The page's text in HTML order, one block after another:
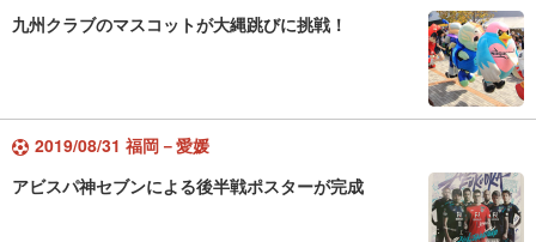
九州クラブのマスコットが大縄跳びに挑戦！
2019/08/31 福岡－愛媛
アビスパ神セブンによる後半戦ポスターが完成